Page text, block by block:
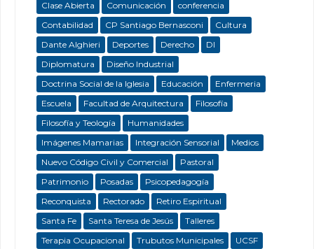
Clase Abierta
Comunicación
conferencia
Contabilidad
CP Santiago Bernasconi
Cultura
Dante Alghieri
Deportes Derecho
DI
Diplomatura
Diseño Industrial
Doctrina Social de la Iglesia
Educación
Enfermeria
Escuela
Facultad de Arquitectura
Filosofía
Filosofía y Teología
Humanidades
Imágenes Mamarias
Integración Sensorial
Medios
Nuevo Código Civil y Comercial
Pastoral
Patrimonio
Posadas
Psicopedagogía
Reconquista
Rectorado
Retiro Espiritual
Santa Fe
Santa Teresa de Jesús
Talleres
Terapia Ocupacional
Trubutos Municipales UCSF